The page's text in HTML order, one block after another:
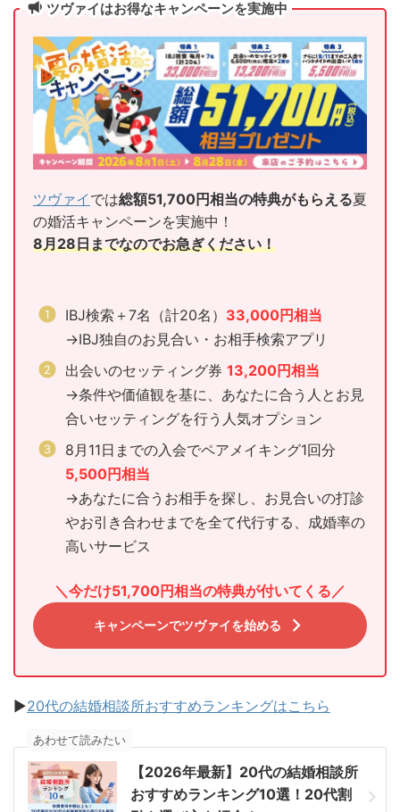
ツヴァイはお得なキャンペーンを実施中
ツヴァイ では総額51,700円相当の特典がもらえる夏
の婚活キャンペーンを実施中！
8月28日までなのでお急ぎください！
IBJ検索＋7名（計20名） 33,000円相当
→IBJ独自のお見合い・お相手検索アプリ
出会いのセッティング券 13,200円相当
→条件や価値観を基に、あなたに合う人とお見
合いセッティングを行う人気オプション
8月11日までの入会でペアメイキング1回分
5,500円相当
→あなたに合うお相手を探し、お見合いの打診
やお引き合わせまでを全て代行する、成婚率の
高いサービス
＼今だけ51,700円相当の特典が付いてくる／
キャンペーンでツヴァイを始める
▶︎20代の結婚相談所おすすめランキングはこちら
【2026年最新】20代の結婚相談所
おすすめランキング10選！20代割
あわせて読みたい